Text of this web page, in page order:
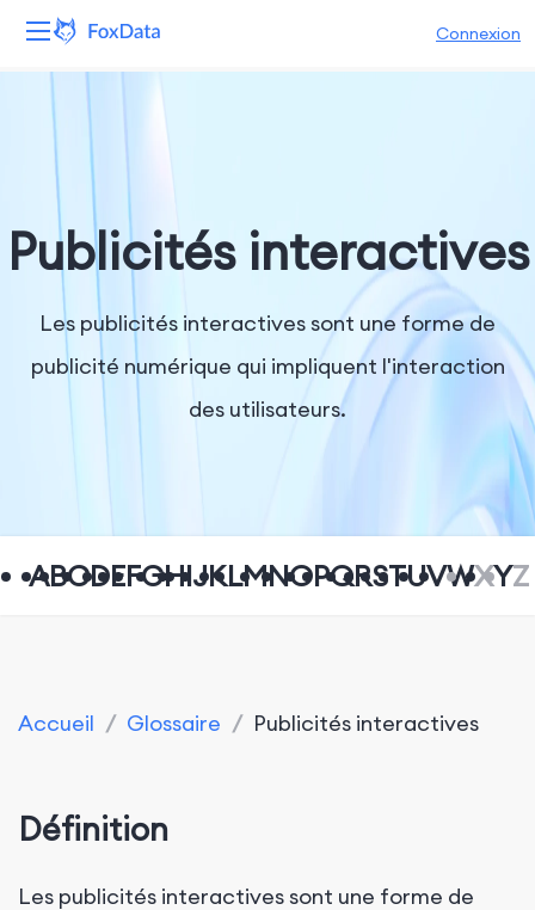
Connexion
Solutions
Ressources
Publicités interactives
Les publicités interactives sont une forme de
publicité numérique qui impliquent l'interaction
des utilisateurs.
ABCDEFGHIJKLMNOPQRSTUVWXYZ
Accueil / Glossaire / Publicités interactives
Définition
Les publicités interactives sont une forme de